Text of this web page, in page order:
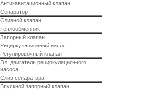
Антикавитационный клапан
Сепаратор
Сливной клапан
Теплообменник
Запорный клапан
Рециркуляционный насос
Регулировочный клапан
Эл. двигатель рециркуляционного
насоса
Слив сепаратора
Впускной запорный клапан